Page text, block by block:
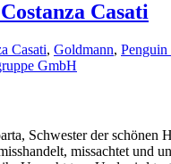
Casati
Casati, Goldmann, Penguin
GmbH
Schwester der
missachtet